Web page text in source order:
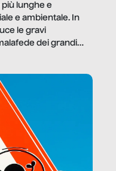
più lunghe e
e ambientale. In
le gravi
dei grandi